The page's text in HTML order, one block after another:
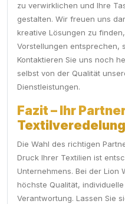
zu verwirklichen und Ihre
gestalten. Wir freuen uns
kreative Lösungen zu
Vorstellungen entsprechen,
Kontaktieren Sie uns noch
selbst von der Qualität
Dienstleistungen.
Fazit – Ihr
Die Wahl des richtigen
Druck Ihrer Textilien ist
Unternehmens. Bei der Lion
höchste Qualität,
Verantwortung. Lassen Sie